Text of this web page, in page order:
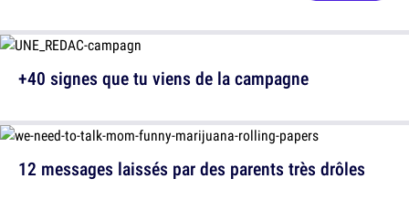
12 messages laissés par des parents très drôles
+40 signes que tu viens de la campagne